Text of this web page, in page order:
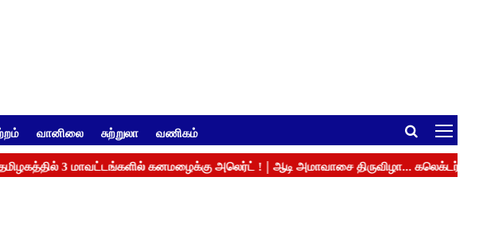
வானிலை சுற்றுலா வணிகம்